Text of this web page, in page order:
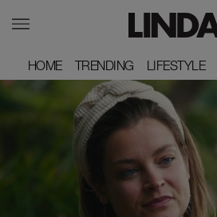
HOME
HOME TRENDING
TRENDING LIFESTYLE
LIFESTYLE